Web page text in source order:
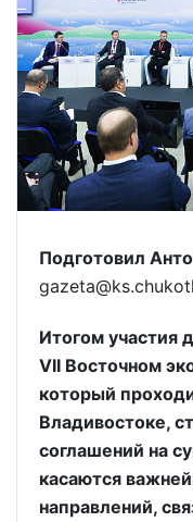
Подготовил
Итогом участия
VII Восточном
который
Владивостоке,
соглашений на
касаются
направлений,